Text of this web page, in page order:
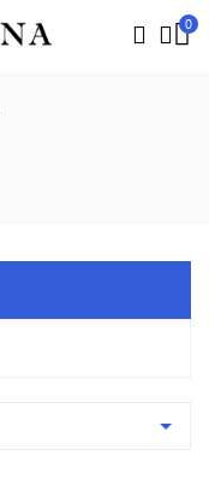
0